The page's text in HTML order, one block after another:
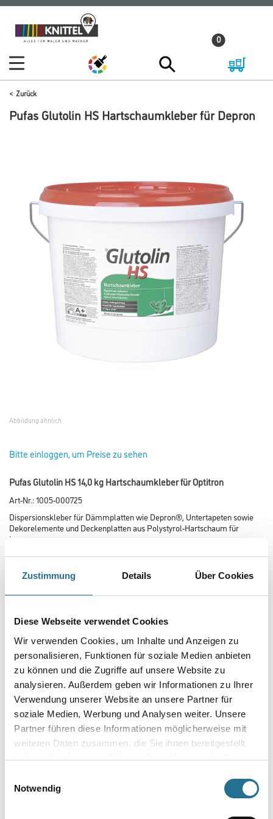
Zustimmung Details Über Cookies
Diese Webseite verwendet Cookies
Wir verwenden Cookies, um Inhalte und Anzeigen zu
personalisieren, Funktionen für soziale Medien anbieten
zu können und die Zugriffe auf unsere Website zu
analysieren. Außerdem geben wir Informationen zu Ihrer
Verwendung unserer Website an unsere Partner für
soziale Medien, Werbung und Analysen weiter. Unsere
Partner führen diese Informationen möglicherweise mit
weiteren Daten zusammen, die Sie ihnen bereitgestellt
haben oder die sie im Rahmen Ihrer Nutzung der Dienste
Notwendig
Zum
Inhalt
Zum
Navigationsmenü
0
Zurück
Pufas Glutolin HS Hartschaumkleber für Depron
Abbildung ähnlich
Bitte einloggen, um Preise zu sehen
Pufas Glutolin HS 14,0 kg Hartschaumkleber für Optitron
Art-Nr.:1005-000725
Dispersionskleber für Dämmplatten wie Depron®, Untertapeten sowie
Dekorelemente und Deckenplatten aus Polystyrol-Hartschaum für
innen.
Umrechnungsfaktoren